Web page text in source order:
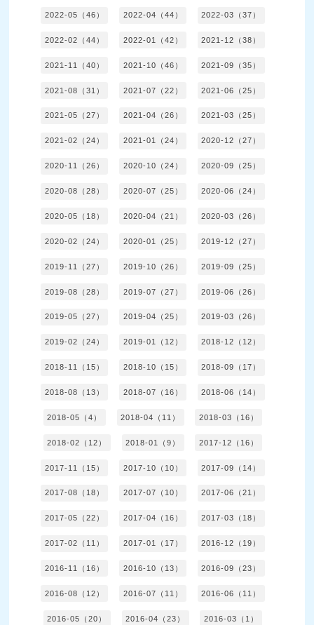
2022-05（46） 2022-04（44） 2022-03（37）
2022-02（44） 2022-01（42） 2021-12（38）
2021-11（40） 2021-10（46） 2021-09（35）
2021-08（31） 2021-07（22） 2021-06（25）
2021-05（27） 2021-04（26） 2021-03（25）
2021-02（24） 2021-01（24） 2020-12（27）
2020-11（26） 2020-10（24） 2020-09（25）
2020-08（28） 2020-07（25） 2020-06（24）
2020-05（18） 2020-04（21） 2020-03（26）
2020-02（24） 2020-01（25） 2019-12（27）
2019-11（27） 2019-10（26） 2019-09（25）
2019-08（28） 2019-07（27） 2019-06（26）
2019-05（27） 2019-04（25） 2019-03（26）
2019-02（24） 2019-01（12） 2018-12（12）
2018-11（15） 2018-10（15） 2018-09（17）
2018-08（13） 2018-07（16） 2018-06（14）
2018-05（4） 2018-04（11） 2018-03（16）
2018-02（12） 2018-01（9） 2017-12（16）
2017-11（15） 2017-10（10） 2017-09（14）
2017-08（18） 2017-07（10） 2017-06（21）
2017-05（22） 2017-04（16） 2017-03（18）
2017-02（11） 2017-01（17） 2016-12（19）
2016-11（16） 2016-10（13） 2016-09（23）
2016-08（12） 2016-07（11） 2016-06（11）
2016-05（20） 2016-04（23） 2016-03（1）